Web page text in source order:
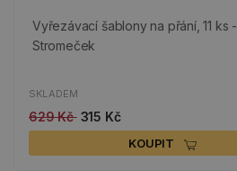
Vyřezávací šablony na přání, 11 ks -
Stromeček
SKLADEM
629 Kč 315 Kč
KOUPIT